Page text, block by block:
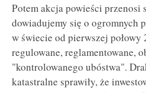
Potem akcja powieści przenosi
dowiadujemy się o ogromnych
w świecie od pierwszej
regulowane, reglamentowane,
"kontrolowanego ubóstwa".
katastralne sprawiły, że